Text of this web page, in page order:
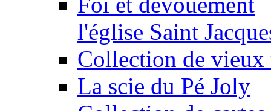
l'église Saint
Collection de vieux
La scie du Pé Joly